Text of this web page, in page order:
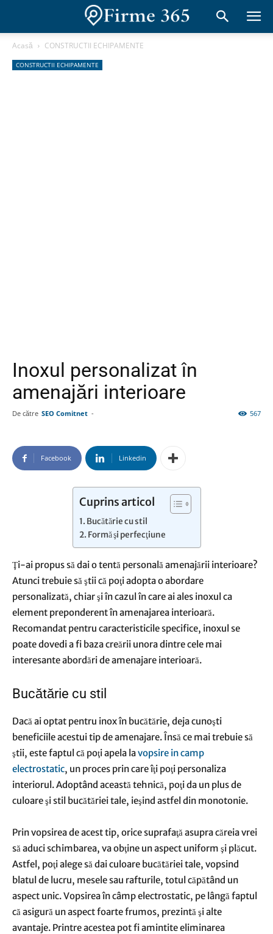
Acasă CONSTRUCTII ECHIPAMENTE
CONSTRUCTII ECHIPAMENTE
Inoxul personalizat în
amenajări interioare
De către SEO Comitnet - 567
Facebook Linkedin
Cuprins articol
Bucătărie cu stil
Formă şi perfecţiune
Ţi-ai propus să dai o tentă personală amenajării interioare?
Atunci trebuie să ştii că poţi adopta o abordare
personalizată, chiar şi în cazul în care ai ales inoxul ca
element preponderent în amenajarea interioară.
Recomandat pentru caracteristicile specifice, inoxul se
poate dovedi a fi baza creării unora dintre cele mai
interesante abordări de amenajare interioară.
Bucătărie cu stil
Dacă ai optat pentru inox în bucătărie, deja cunoşti
beneficiile acestui tip de amenajare. Însă ce mai trebuie să
ştii, este faptul că poţi apela lavopsire in camp
electrostatic, un proces prin care îţi poţi personaliza
interiorul. Adoptând această tehnică, poţi da un plus de
culoare şi stil bucătăriei tale, ieşind astfel din monotonie.
Prin vopsirea de acest tip, orice suprafaţă asupra căreia vrei
să aduci schimbarea, va obţine un aspect uniform şi plăcut.
Astfel, poţi alege să dai culoare bucătăriei tale, vopsind
blatul de lucru, mesele sau rafturile, totul căpătând un
aspect unic. Vopsirea în câmp electrostatic, pe lângă faptul
că asigură un aspect foarte frumos, prezintă şi alte
avantaje. Printre acestea pot fi amintite eliminarea